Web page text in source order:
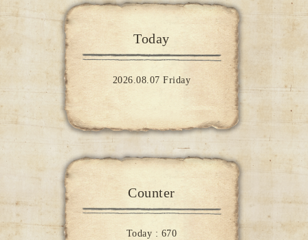
Today
2026.08.07 Friday
Counter
Today : 670